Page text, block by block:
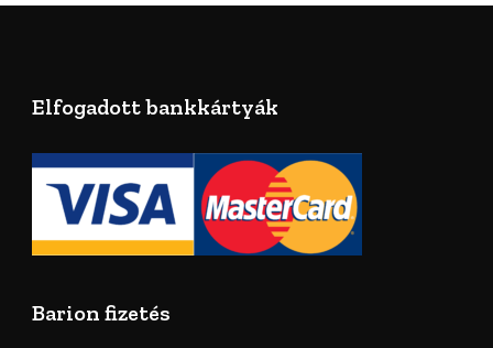
Elfogadott bankkártyák
Barion fizetés